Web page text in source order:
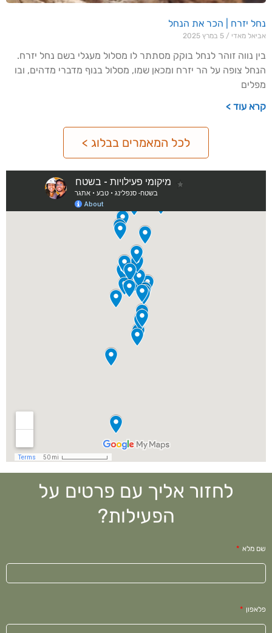
נחל יזרח | הכר את הנחל
אביאל מאדי
בין נווה זוהר לנחל בוקק מסתתר לו מסלול מעגלי בשם נחל יזרח.
הנחל צופה על הר יזרח ומכאן שמו, מסלול בנוף מדברי מדהים, ובו
מפלים
קרא עוד >
לכל המאמרים בבלוג >
לחזור אליך עם פרטים על
הפעילות?
שם מלא
פלאפון